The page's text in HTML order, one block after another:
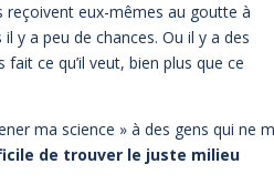
reçoivent eux-mêmes au goutte à
y a peu de chances. Ou il y a des
ce qu’il veut, bien plus que ce
ma science » à des gens qui ne
de trouver le juste milieu